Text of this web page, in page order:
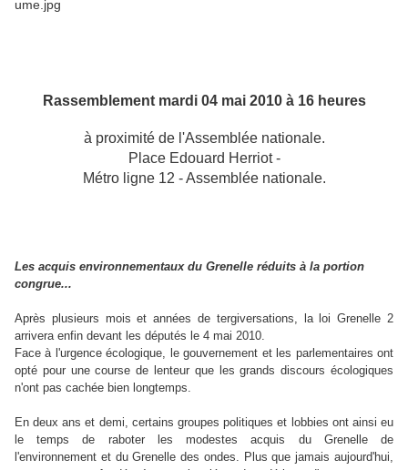
Rassemblement mardi 04 mai 2010 à 16 heures
à proximité de l'Assemblée nationale.
Place Edouard Herriot -
Métro ligne 12 - Assemblée nationale.
Les acquis environnementaux du Grenelle réduits à la portion
congrue...
Après plusieurs mois et années de tergiversations, la loi Grenelle 2
arrivera enfin devant les députés le 4 mai 2010.
Face à l'urgence écologique, le gouvernement et les parlementaires ont
opté pour une course de lenteur que les grands discours écologiques
n'ont pas cachée bien longtemps.
En deux ans et demi, certains groupes politiques et lobbies ont ainsi eu
le temps de raboter les modestes acquis du Grenelle de
l'environnement et du Grenelle des ondes. Plus que jamais aujourd'hui,